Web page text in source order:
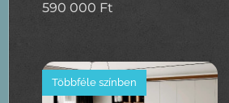
590 000 Ft
Többféle színben